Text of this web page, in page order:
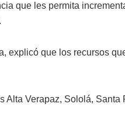
que les permita
explicó que los recursos
Verapaz, Sololá, Santa